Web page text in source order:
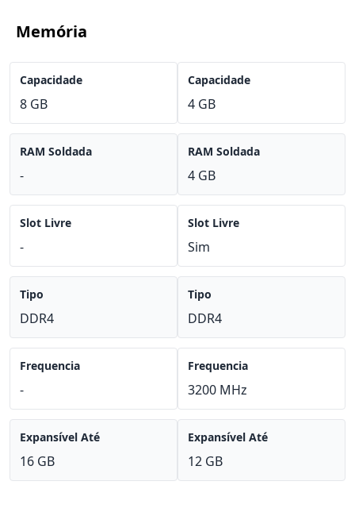
Memória
Capacidade
8 GB
RAM Soldada
-
Slot Livre
-
Tipo
DDR4
Frequencia
-
Expansível Até
16 GB
Capacidade
4 GB
RAM Soldada
4 GB
Slot Livre
Sim
Tipo
DDR4
Frequencia
3200 MHz
Expansível Até
12 GB